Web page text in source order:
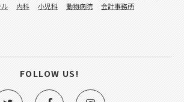
内科 小児科 動物病院
会計事務所
FOLLOW US!